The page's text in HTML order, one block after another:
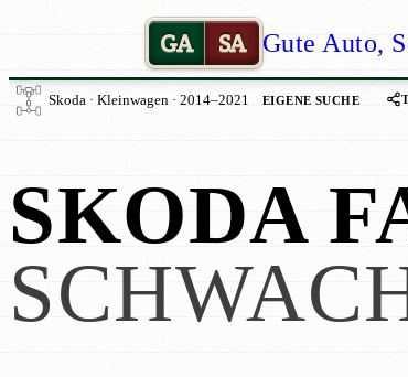
GA SA Gute Auto,
Skoda · Kleinwagen · 2014–2021 EIGENE SUCHE
SKODA